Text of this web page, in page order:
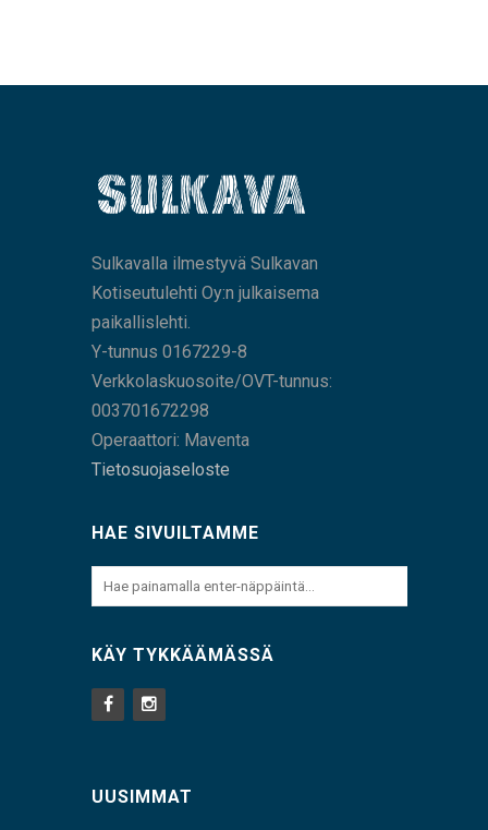
Sulkavalla ilmestyvä Sulkavan
Kotiseutulehti Oy:n julkaisema
paikallislehti.
Y-tunnus 0167229-8
Verkkolaskuosoite/OVT-tunnus:
003701672298
Operaattori: Maventa
Tietosuojaseloste
HAE SIVUILTAMME
KÄY TYKKÄÄMÄSSÄ
UUSIMMAT